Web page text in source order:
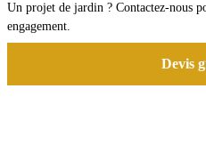
Un projet de jardin ? Contactez-nous
engagement.
Devis